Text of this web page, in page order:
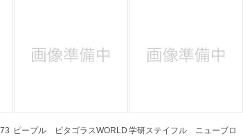
ピープル ピタゴラスWORLD 学研ステイフル ニューブロ